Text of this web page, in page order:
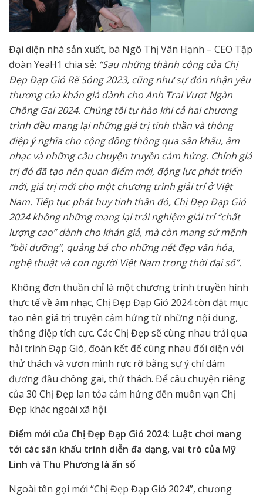
Đại diện nhà sản xuất, bà Ngô Thị Vân Hạnh – CEO Tập
đoàn YeaH1 chia sẻ: “Sau những thành công của Chị
Đẹp Đạp Gió Rẽ Sóng 2023, cũng như sự đón nhận yêu
thương của khán giả dành cho Anh Trai Vượt Ngàn
Chông Gai 2024. Chúng tôi tự hào khi cả hai chương
trình đều mang lại những giá trị tinh thần và thông
điệp ý nghĩa cho cộng đồng thông qua sân khấu, âm
nhạc và những câu chuyện truyền cảm hứng. Chính giá
trị đó đã tạo nên quan điểm mới, động lực phát triển
mới, giá trị mới cho một chương trình giải trí ở Việt
Nam. Tiếp tục phát huy tinh thần đó, Chị Đẹp Đạp Gió
2024 không những mang lại trải nghiệm giải trí “chất
lượng cao” dành cho khán giả, mà còn mang sứ mệnh
“bồi dưỡng”, quảng bá cho những nét đẹp văn hóa,
nghệ thuật và con người Việt Nam trong thời đại số”.
Không đơn thuần chỉ là một chương trình truyền hình
thực tế về âm nhạc, Chị Đẹp Đạp Gió 2024 còn đặt mục
tạo nên giá trị truyền cảm hứng từ những nội dung,
thông điệp tích cực. Các Chị Đẹp sẽ cùng nhau trải qua
hải trình Đạp Gió, đoàn kết để cùng nhau đối diện với
thử thách và vươn mình rực rỡ bằng sự ý chí dám
đương đầu chông gai, thử thách. Để câu chuyện riêng
của 30 Chị Đẹp lan tỏa cảm hứng đến muôn vạn Chị
Đẹp khác ngoài xã hội.
Điểm mới của Chị Đẹp Đạp Gió 2024: Luật chơi mang
tới các sân khấu trình diễn đa dạng, vai trò của Mỹ
Linh và Thu Phương là ẩn số
Ngoài tên gọi mới “Chị Đẹp Đạp Gió 2024”, chương